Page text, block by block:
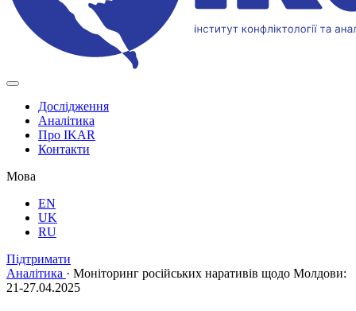
Дослідження
Аналітика
Про IKAR
Контакти
Мова
EN
UK
RU
Підтримати
Аналітика · Моніторинг російських наративів щодо Молдови:
21-27.04.2025